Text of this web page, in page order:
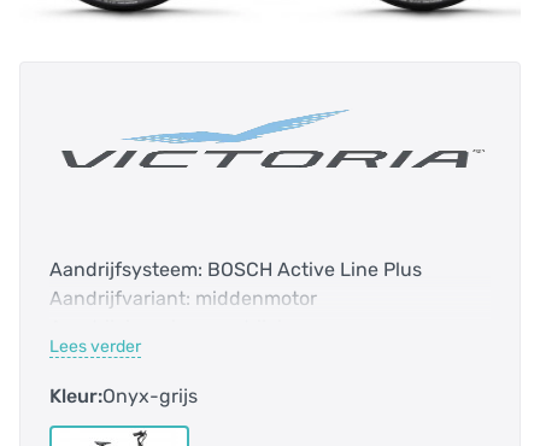
Aandrijfsysteem: BOSCH Active Line Plus
Aandrijfvariant: middenmotor
Accucapaciteit: 545.0 Wh
Bidex-Code: 122010
Bosch Smart systeem: ja
Lees verder
Kleur:Onyx-grijs